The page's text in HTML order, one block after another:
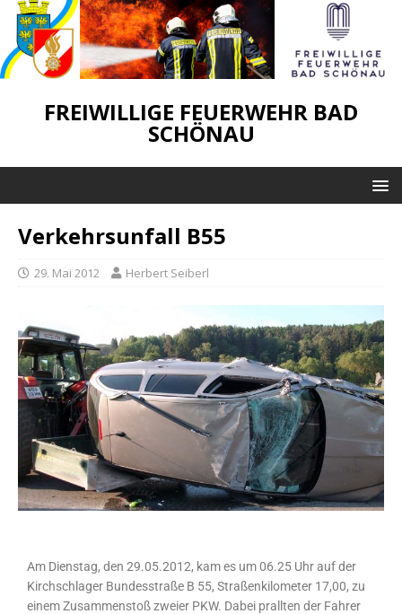
FREIWILLIGE FEUERWEHR BAD
SCHÖNAU
Verkehrsunfall B55
29. Mai 2012 Herbert Seiberl
Am Dienstag, den 29.05.2012, kam es um 06.25 Uhr auf der
Kirchschlager Bundesstraße B 55, Straßenkilometer 17,00, zu
einem Zusammenstoß zweier PKW. Dabei prallten der Fahrer